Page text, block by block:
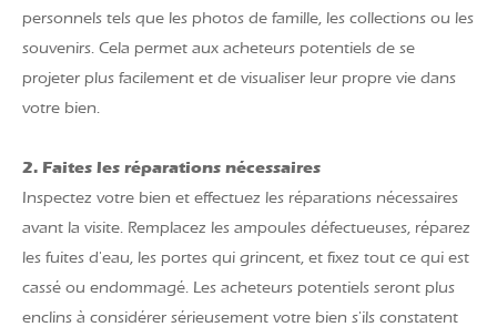
personnels tels que les photos de famille, les collections ou les
souvenirs. Cela permet aux acheteurs potentiels de se
projeter plus facilement et de visualiser leur propre vie dans
votre bien.
2. Faites les réparations nécessaires
Inspectez votre bien et effectuez les réparations nécessaires
avant la visite. Remplacez les ampoules défectueuses, réparez
les fuites d'eau, les portes qui grincent, et fixez tout ce qui est
cassé ou endommagé. Les acheteurs potentiels seront plus
enclins à considérer sérieusement votre bien s'ils constatent